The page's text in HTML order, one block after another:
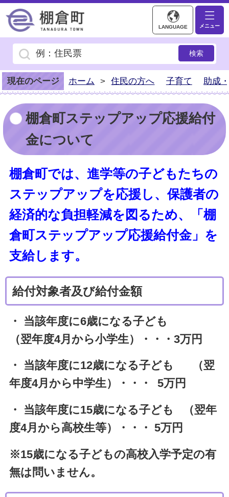
棚倉町ホームページ
LANGUAGE メニュー
現在のページ ホーム > 住民の方へ 子育て 助成
棚倉町ステップアップ応援給付
金について
棚倉町では、進学等の子どもたちの
ステップアップを応援し、保護者の
経済的な負担軽減を図るため、「棚
倉町ステップアップ応援給付金」を
支給します。
給付対象者及び給付金額
・ 当該年度に6歳になる子ども
（翌年度4月から小学生）・・・3万円
・ 当該年度に12歳になる子ども （翌
年度4月から中学生）・・・ 5万円
・ 当該年度に15歳になる子ども （翌年
度4月から高校生等）・・・ 5万円
※15歳になる子どもの高校入学予定の有
無は問いません。